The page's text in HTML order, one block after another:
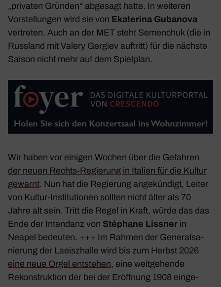
„privaten Gründen“ abge­sagt hatte. In weiteren
Vorstel­lungen wird sie von Ekate­rina Guba­nova
vertreten. Auch an der MET steht Semen­chuk (die in
Russ­land mit Valery Gergiev auftritt) für die nächste
Saison nicht mehr auf dem Spiel­plan.
Wir haben vor einigen Wochen über die Gefahren
der neuen Rechts-Regie­rung in Italien für die Kultur
gewarnt. Nun hat die Regie­rung ange­kün­digt, Leiter
von Kultur-Insti­tu­tionen sollten nicht älter als 70
Jahre alt sein. Tritt die Regel in Kraft, würde das das
Ende der Inten­danz von Stéphane Lissner in
Neapel bedeuten. +++ Im Rahmen der Gene­ral­sa­
nie­rung der Laeiszhalle wird bis zum Herbst 2026
eine neue Orgel entstehen, eine weit­ge­hende
Rekon­struk­tion der bei der Eröff­nung 1908 einge­